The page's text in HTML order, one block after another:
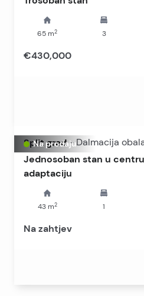
65 m2 3
€430,000
Na prodaju
Split grad - Dalmacija
Jednosoban stan u
adaptaciju
43m2 1
Na zahtjev